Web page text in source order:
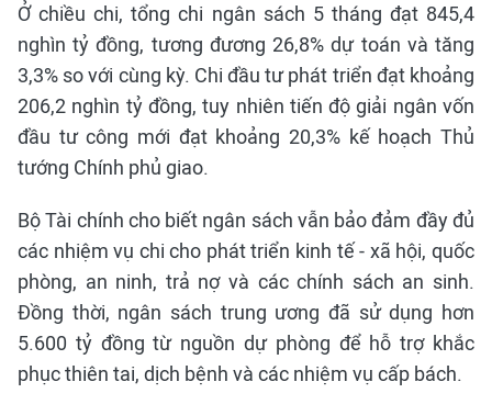
Ở chiều chi, tổng chi ngân sách 5 tháng đạt 845,4
nghìn tỷ đồng, tương đương 26,8% dự toán và tăng
3,3% so với cùng kỳ. Chi đầu tư phát triển đạt khoảng
206,2 nghìn tỷ đồng, tuy nhiên tiến độ giải ngân vốn
đầu tư công mới đạt khoảng 20,3% kế hoạch Thủ
tướng Chính phủ giao.
Bộ Tài chính cho biết ngân sách vẫn bảo đảm đầy đủ
các nhiệm vụ chi cho phát triển kinh tế - xã hội, quốc
phòng, an ninh, trả nợ và các chính sách an sinh.
Đồng thời, ngân sách trung ương đã sử dụng hơn
5.600 tỷ đồng từ nguồn dự phòng để hỗ trợ khắc
phục thiên tai, dịch bệnh và các nhiệm vụ cấp bách.